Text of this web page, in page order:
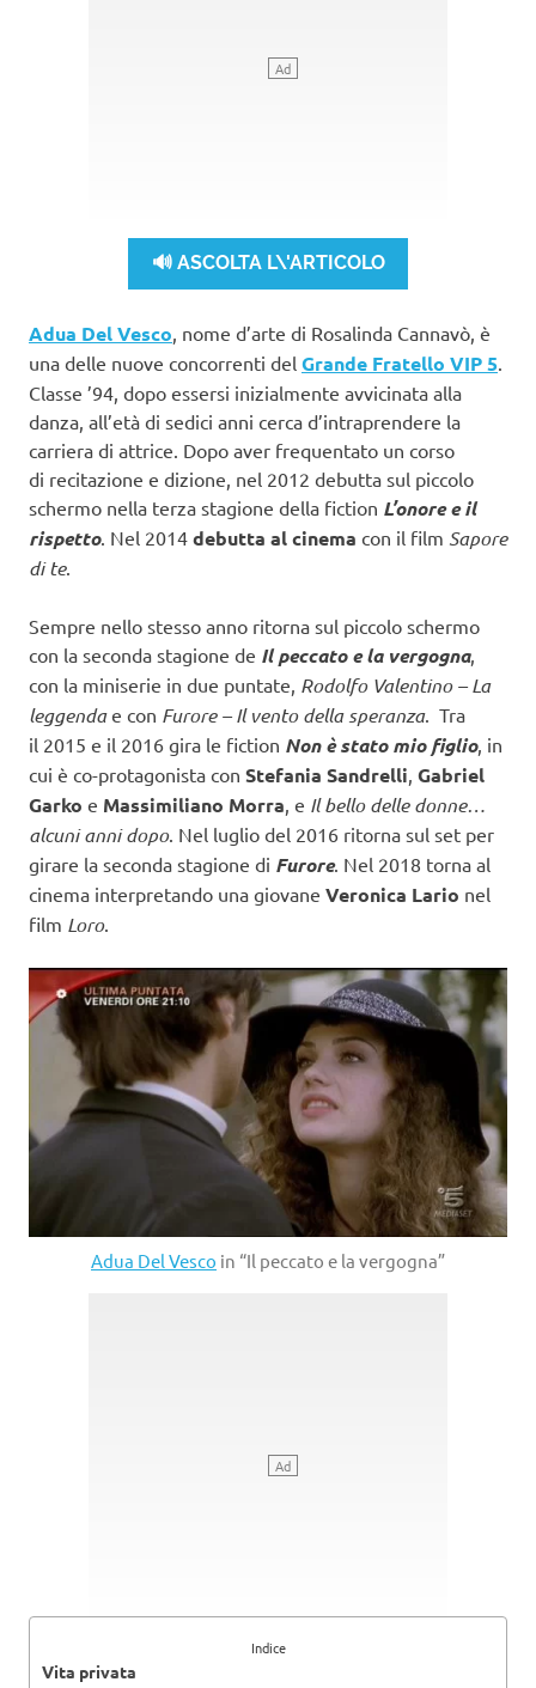
🔊 ASCOLTA L\'ARTICOLO
Adua Del Vesco , nome d’arte di Rosalinda Cannavò, è
una delle nuove concorrenti del Grande Fratello VIP 5
Classe ’94, dopo essersi inizialmente avvicinata alla
danza, all’età di sedici anni cerca d’intraprendere la
carriera di attrice. Dopo aver frequentato un corso
di recitazione e dizione, nel 2012 debutta sul piccolo
schermo nella terza stagione della fiction L’onore e il
rispetto. Nel 2014 debutta al cinema con il film Sapore
di te.
Sempre nello stesso anno ritorna sul piccolo schermo
con la seconda stagione de Il peccato e la vergogna,
con la miniserie in due puntate, Rodolfo Valentino – La
leggendae con Furore – Il vento della speranza. Tra
il 2015 e il 2016 gira le fiction Non è stato mio figlio, in
cui è co-protagonista con Stefania Sandrelli Gabriel
Garko e Massimiliano Morra , e Il bello delle donne…
alcuni anni dopo. Nel luglio del 2016 ritorna sul set per
girare la seconda stagione di Furore. Nel 2018 torna al
cinema interpretando una giovane Veronica Lario nel
film Loro.
Adua Del Vesco in “Il peccato e la vergogna”
Indice
Vita privata